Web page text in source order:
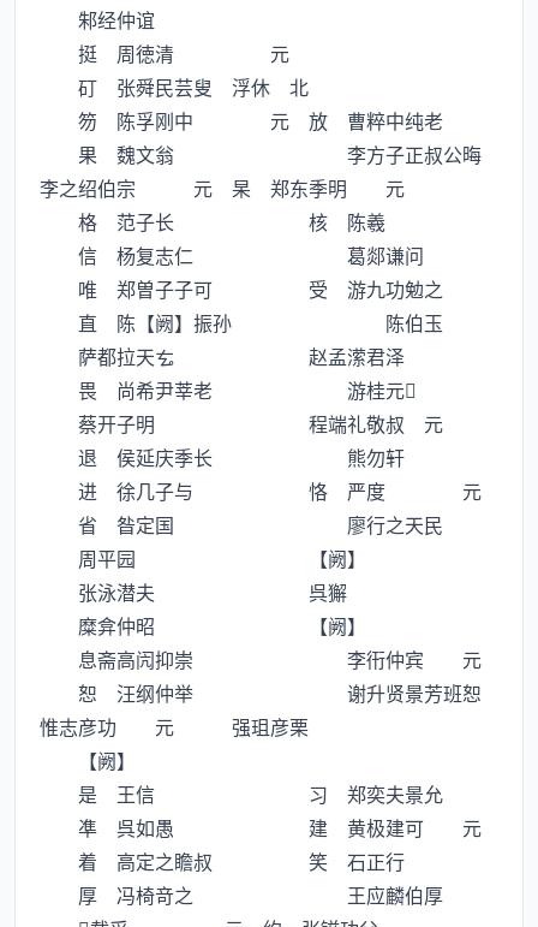
邾经仲谊
挺 周徳清 元
矴 张舜民芸叟 浮休 北
笏 陈孚刚中 元 放 曹粹中纯老
果 魏文翁 李方子正叔公晦
李之绍伯宗 元 杲 郑东季明 元
格 范子长 核 陈羲
信 杨复志仁 葛郯谦问
唯 郑曽子子可 受 游九功勉之
直 陈【阙】振孙 陈伯玉
萨都拉天 赵孟潆君泽
畏 尚希尹莘老 游桂元
蔡开子明 程端礼敬叔 元
退 侯延庆季长 熊勿轩
进 徐几子与 恪 严度 元
省 昝定国 廖行之天民
周平园 【阙】
张泳潜夫 呉獬
糜弇仲昭 【阙】
息斋高闶抑崇 李衎仲宾 元
恕 汪纲仲举 谢升贤景芳班恕
惟志彦功 元 强珇彦栗
【阙】
是 王信 习 郑奕夫景允
凖 呉如愚 建 黄极建可 元
着 高定之瞻叔 笑 石正行
厚 冯椅竒之 王应麟伯厚